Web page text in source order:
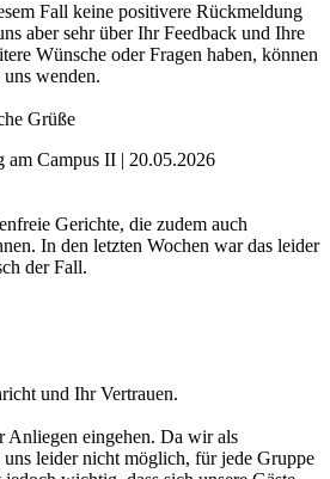
Fall keine positivere Rückmeldung
aber sehr über Ihr Feedback und Ihre
Wünsche oder Fragen haben, können
wenden.
Grüße
am Campus II | 20.05.2026
Gerichte, die zudem auch
In den letzten Wochen war das leider
der Fall.
und Ihr Vertrauen.
Anliegen eingehen. Da wir als
leider nicht möglich, für jede Gruppe